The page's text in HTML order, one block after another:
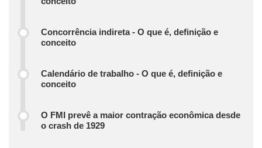
Concorrência indireta - O que é, definição e
conceito
Calendário de trabalho - O que é, definição e
conceito
O FMI prevê a maior contração econômica desde
o crash de 1929